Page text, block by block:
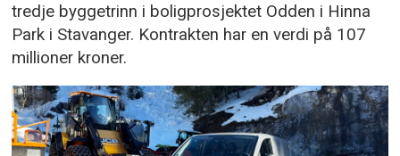
tredje byggetrinn i boligprosjektet Odden i Hinna
Park i Stavanger. Kontrakten har en verdi på 107
millioner kroner.